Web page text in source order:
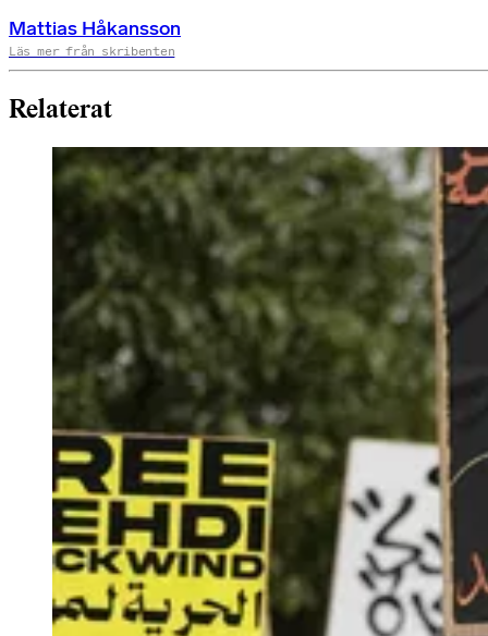
Mattias Håkansson
Läs mer från skribenten
Relaterat